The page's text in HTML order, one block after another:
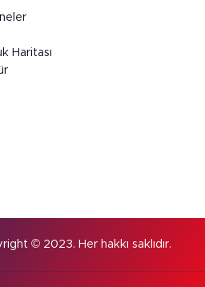
Haritası
© 2023. Her hakkı saklıdır.